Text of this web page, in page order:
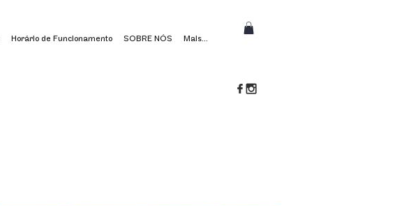
Horário de Funcionamento SOBRE NÓS Mais...